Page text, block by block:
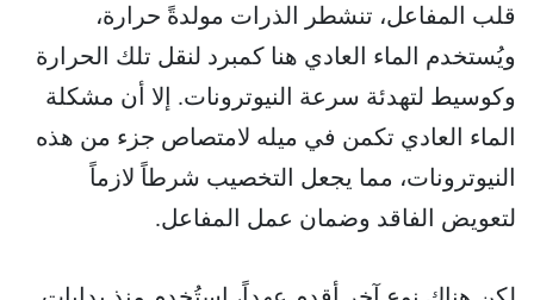
قلب المفاعل، تنشطر الذرات مولدةً حرارة،
ويُستخدم الماء العادي هنا كمبرد لنقل تلك الحرارة
وكوسيط لتهدئة سرعة النيوترونات. إلا أن مشكلة
الماء العادي تكمن في ميله لامتصاص جزء من هذه
النيوترونات، مما يجعل التخصيب شرطاً لازماً
لتعويض الفاقد وضمان عمل المفاعل.